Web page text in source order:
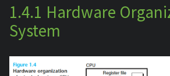
1.4.1 Hardware
System